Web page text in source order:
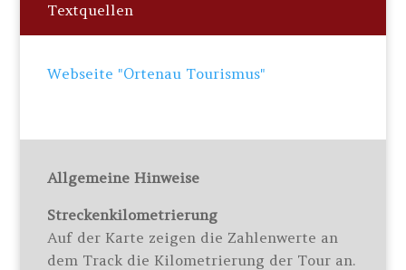
Textquellen
Webseite "Ortenau Tourismus"
Allgemeine Hinweise
Streckenkilometrierung
Auf der Karte zeigen die Zahlenwerte an
dem Track die Kilometrierung der Tour an.